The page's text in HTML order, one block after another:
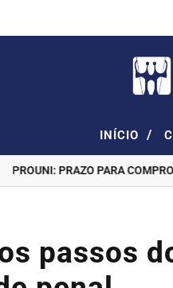
INÍCIO /
PRAZO PARA
passos